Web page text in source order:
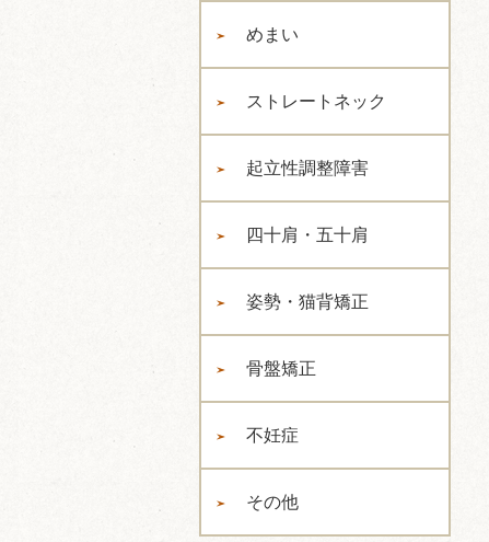
めまい
ストレートネック
起立性調整障害
四十肩・五十肩
姿勢・猫背矯正
骨盤矯正
不妊症
その他